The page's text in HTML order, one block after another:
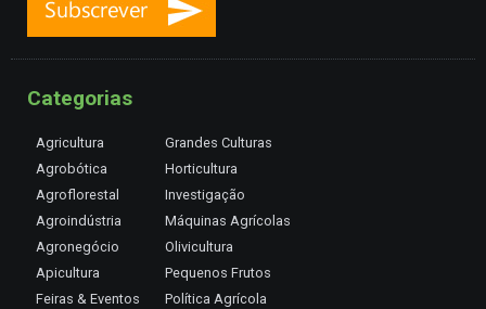
Categorias
Agricultura
Agrobótica
Agroflorestal
Agroindústria
Agronegócio
Apicultura
Feiras & Eventos
Grandes Culturas
Horticultura
Investigação
Máquinas Agrícolas
Olivicultura
Pequenos Frutos
Política Agrícola